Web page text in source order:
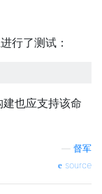
行了测试：
也应支持该命
督军
source